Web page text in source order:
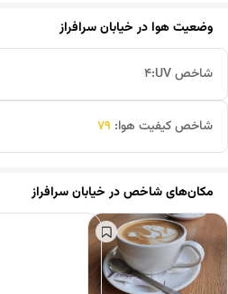
وضعیت هوا درخیابان سرافراز
شاخص UV: 4
شاخص کیفیت هوا: 79
مکان‌های شاخص درخیابان سرافراز